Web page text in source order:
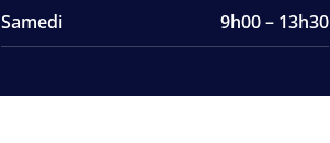
Samedi 9h00 – 13h30